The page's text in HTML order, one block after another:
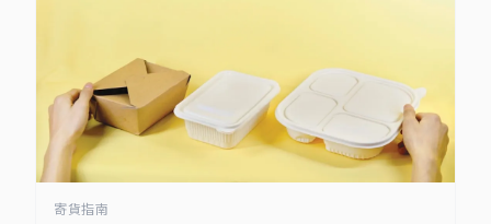
寄貨指南